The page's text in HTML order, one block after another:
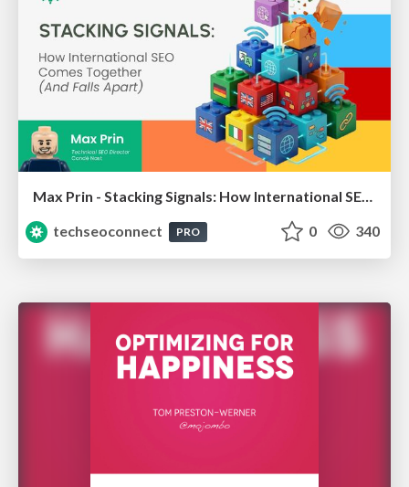
Max Prin - Stacking Signals: How International SEO Comes Together (And Falls Apart)
techseoconnect
PRO 0 340